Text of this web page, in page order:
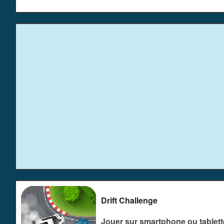
Drift Challenge
Jouer sur smartphone ou